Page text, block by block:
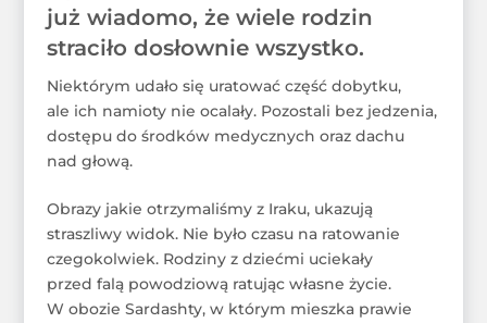
już wiadomo, że wiele rodzin
straciło dosłownie wszystko.
Niektórym udało się uratować część dobytku,
ale ich namioty nie ocalały. Pozostali bez jedzenia,
dostępu do środków medycznych oraz dachu
nad głową.
Obrazy jakie otrzymaliśmy z Iraku, ukazują
straszliwy widok. Nie było czasu na ratowanie
czegokolwiek. Rodziny z dziećmi uciekały
przed falą powodziową ratując własne życie.
W obozie Sardashty, w którym mieszka prawie